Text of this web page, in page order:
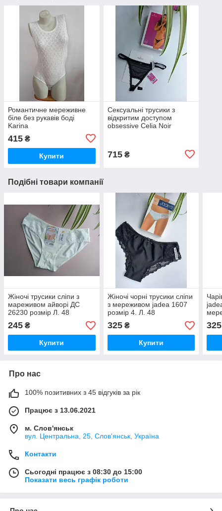
Романтичне мереживне
біле без рукавів боді
Karina
415 ₴
Купити
Сексуальні трусики з
відкритим доступом
obsessive Celia Noir
715₴
Подібні товари компанії
Жіночі трусики сліпи з
мареживом айворі ДС
26230 розмір Л. 48
245 ₴
Купити
Жіночі чорні трусики сліпи
з мереживом jadea 1607
розмір 4. Л. 48
325₴
Купити
44
325
Про нас
100% позитивних з 45 відгуків за рік
Працює з 13.06.2021
м. Слов'янськ
вул. Центральна, 25, Слов'янськ, Україна
Контакти
Сьогодні працює з 08:30 до 15:00
Показати весь графік роботи